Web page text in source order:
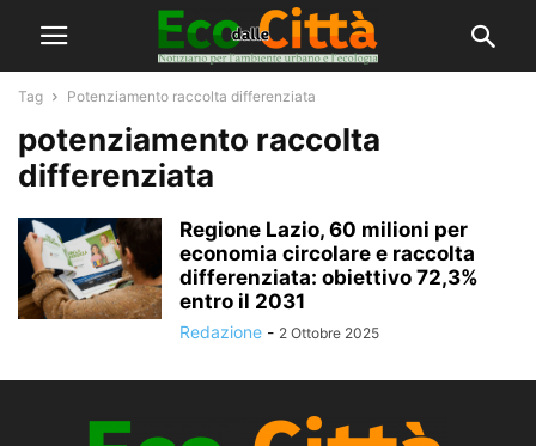
Tag Potenziamento raccolta differenziata
potenziamento raccolta
differenziata
Regione Lazio, 60 milioni per
economia circolare e raccolta
differenziata: obiettivo 72,3%
entro il 2031
Redazione - 2 Ottobre 2025